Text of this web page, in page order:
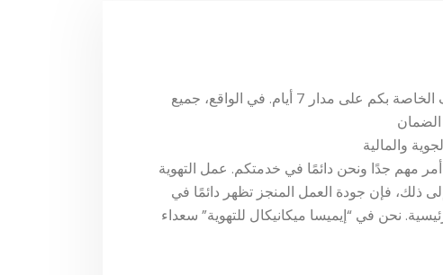
تلتزم شركة “إيسا ميكانيكال” بخدمة جميع أنظمة التهوية والتكييف الخاصة بكم على مدار 7 أيام. في الواقع، جميع
أمر مهم جدًا ونحن دائمًا في خدمتكم. عمل التهوية
ذلك، فإن جودة العمل المنجز تظهر دائمًا في
نحن في “إيميسا ميكانيكال للتهوية” سعداء